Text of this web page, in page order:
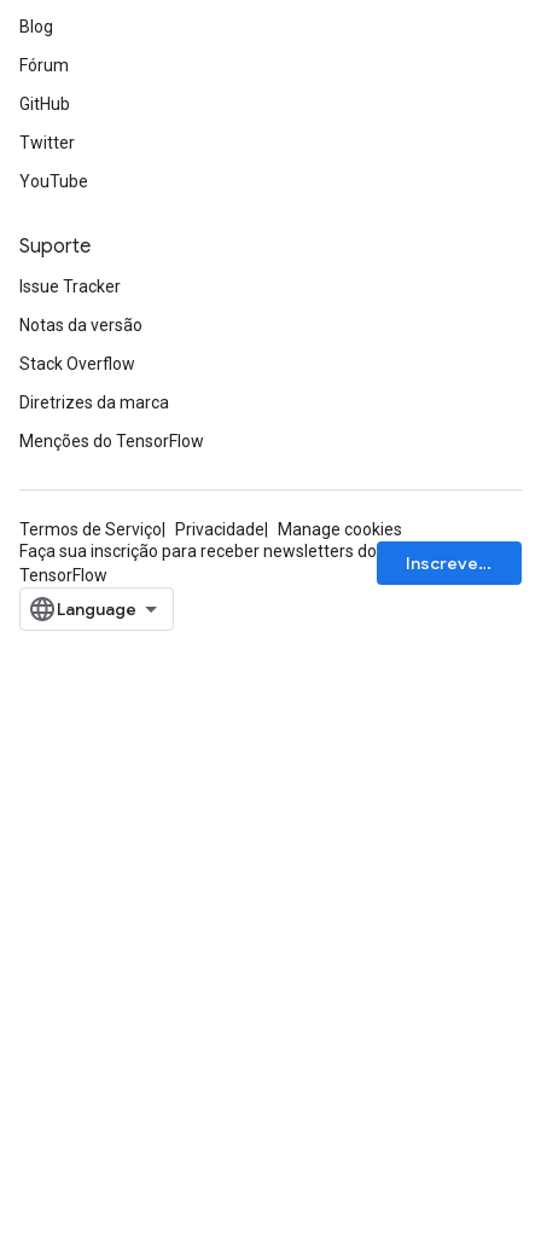
Blog
Fórum
GitHub
Twitter
YouTube
Suporte
Issue Tracker
Notas da versão
Stack Overflow
Diretrizes da marca
Menções do TensorFlow
Termos de Serviço Privacidade
Manage cookies
Faça sua inscrição para receber newsletters do
TensorFlow
Inscrever-se